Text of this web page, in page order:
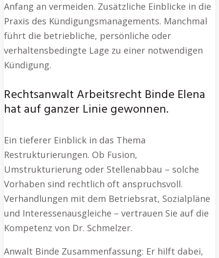
Anfang an vermeiden. Zusätzliche Einblicke in die
Praxis des Kündigungsmanagements. Manchmal
führt die betriebliche, persönliche oder
verhaltensbedingte Lage zu einer notwendigen
Kündigung.
Rechtsanwalt Arbeitsrecht Binde Elena
hat auf ganzer Linie gewonnen.
Ein tieferer Einblick in das Thema
Restrukturierungen. Ob Fusion,
Umstrukturierung oder Stellenabbau – solche
Vorhaben sind rechtlich oft anspruchsvoll.
Verhandlungen mit dem Betriebsrat, Sozialpläne
und Interessenausgleiche – vertrauen Sie auf die
Kompetenz von Dr. Schmelzer.
Anwalt Binde Zusammenfassung: Er hilft dabei,